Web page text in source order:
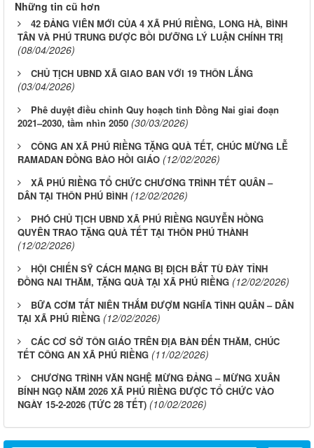
Những tin cũ hơn
42 ĐẢNG VIÊN MỚI CỦA 4 XÃ PHÚ RIỀNG, LONG HÀ, BÌNH
TÂN VÀ PHÚ TRUNG ĐƯỢC BỒI DƯỠNG LÝ LUẬN CHÍNH TRỊ
(08/04/2026)
CHỦ TỊCH UBND XÃ GIAO BAN VỚI 19 THÔN LẮNG
(03/04/2026)
Phê duyệt điều chỉnh Quy hoạch tỉnh Đồng Nai giai đoạn
2021–2030, tầm nhìn 2050 (30/03/2026)
CÔNG AN XÃ PHÚ RIỀNG TẶNG QUÀ TẾT, CHÚC MỪNG LỄ
RAMADAN ĐỒNG BÀO HỒI GIÁO (12/02/2026)
XÃ PHÚ RIỀNG TỔ CHỨC CHƯƠNG TRÌNH TẾT QUÂN –
DÂN TẠI THÔN PHÚ BÌNH (12/02/2026)
PHÓ CHỦ TỊCH UBND XÃ PHÚ RIỀNG NGUYỄN HỒNG
QUYÊN TRAO TẶNG QUÀ TẾT TẠI THÔN PHÚ THÀNH
(12/02/2026)
HỘI CHIẾN SỸ CÁCH MẠNG BỊ ĐỊCH BẮT TÙ ĐÀY TỈNH
ĐỒNG NAI THĂM, TẶNG QUÀ TẠI XÃ PHÚ RIỀNG (12/02/2026)
BỮA CƠM TẤT NIÊN THẮM ĐƯỢM NGHĨA TÌNH QUÂN – DÂN
TẠI XÃ PHÚ RIỀNG (12/02/2026)
CÁC CƠ SỞ TÔN GIÁO TRÊN ĐỊA BÀN ĐẾN THĂM, CHÚC
TẾT CÔNG AN XÃ PHÚ RIỀNG (11/02/2026)
CHƯƠNG TRÌNH VĂN NGHỆ MỪNG ĐẢNG – MỪNG XUÂN
BÍNH NGỌ NĂM 2026 XÃ PHÚ RIỀNG ĐƯỢC TỔ CHỨC VÀO
NGÀY 15-2-2026 (TỨC 28 TẾT) (10/02/2026)